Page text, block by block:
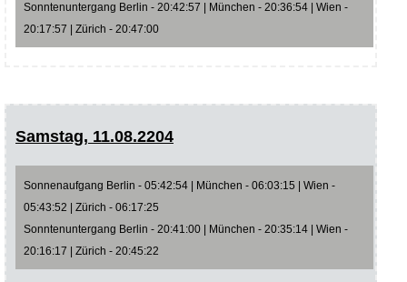
Sonntenuntergang Berlin - 20:42:57 | München - 20:36:54 | Wien -
20:17:57 | Zürich - 20:47:00
Samstag, 11.08.2204
Sonnenaufgang Berlin - 05:42:54 | München - 06:03:15 | Wien -
05:43:52 | Zürich - 06:17:25
Sonntenuntergang Berlin - 20:41:00 | München - 20:35:14 | Wien -
20:16:17 | Zürich - 20:45:22